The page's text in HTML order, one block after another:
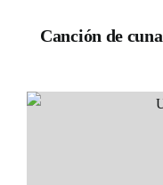
Canción de cuna